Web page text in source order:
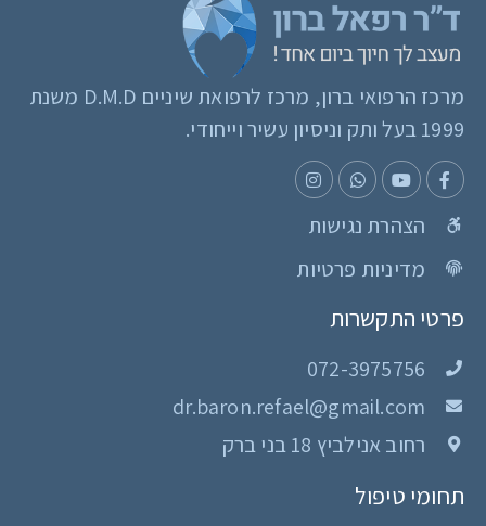
תחומי טיפול
פרטי התקשרות
072-3975756
dr.baron.refael@gmail.com
רחוב אנילביץ 18 בני ברק
מרכז הרפואי ברון, מרכז לרפואת שיניים D.M.D משנת
1999 בעל ותק וניסיון עשיר וייחודי.
הצהרת נגישות
מדיניות פרטיות